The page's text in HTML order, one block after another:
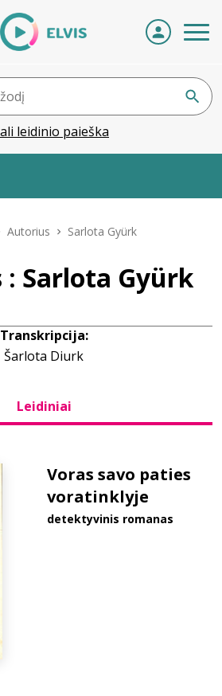
leidinio paieška
+370 667 80 541
Autorius Sarlota Gyürk
Sarlota Gyürk
Transkripcija:
Šarlota Diurk
Leidiniai
Voras savo paties
voratinklyje
detektyvinis romanas